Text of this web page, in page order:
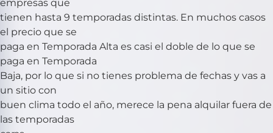
empresas que
tienen hasta 9 temporadas distintas. En muchos casos
el precio que se
paga en Temporada Alta es casi el doble de lo que se
paga en Temporada
Baja, por lo que si no tienes problema de fechas y vas a
un sitio con
buen clima todo el año, merece la pena alquilar fuera de
las temporadas